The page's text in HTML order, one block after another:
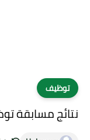
توظيف
نتائج مسابقة